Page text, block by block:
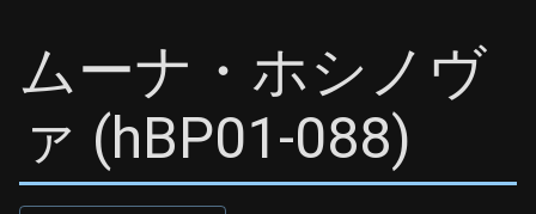
ムーナ・ホシノヴ
ァ (hBP01-088)